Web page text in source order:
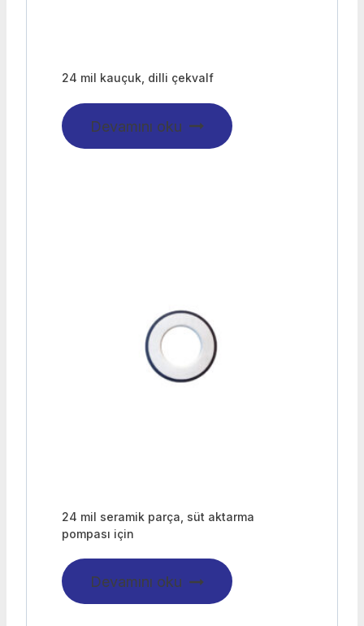
24 mil kauçuk, dilli çekvalf
Devamını oku
24 mil seramik parça, süt aktarma
pompası için
Devamını oku